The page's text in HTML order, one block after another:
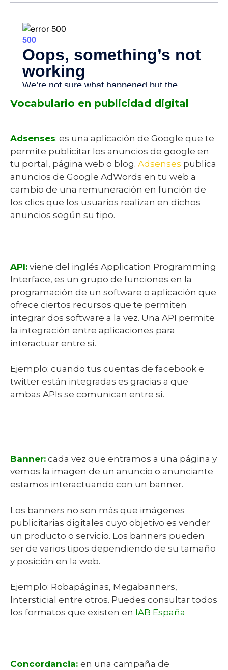
Vocabulario en publicidad digital
Adsenses: es una aplicación de Google que te
permite publicitar los anuncios de google en
tu portal, página web o blog. Adsenses publica
anuncios de Google AdWords en tu web a
cambio de una remuneración en función de
los clics que los usuarios realizan en dichos
anuncios según su tipo.
API: viene del inglés Application Programming
Interface, es un grupo de funciones en la
programación de un software o aplicación que
ofrece ciertos recursos que te permiten
integrar dos software a la vez. Una API permite
la integración entre aplicaciones para
interactuar entre sí.
Ejemplo: cuando tus cuentas de facebook e
twitter están integradas es gracias a que
ambas APIs se comunican entre sí.
Banner: cada vez que entramos a una página y
vemos la imagen de un anuncio o anunciante
estamos interactuando con un banner.
Los banners no son más que imágenes
publicitarias digitales cuyo objetivo es vender
un producto o servicio. Los banners pueden
ser de varios tipos dependiendo de su tamaño
y posición en la web.
Ejemplo: Robapáginas, Megabanners,
Intersticial entre otros. Puedes consultar todos
los formatos que existen en IAB España
Concordancia: en una campaña de